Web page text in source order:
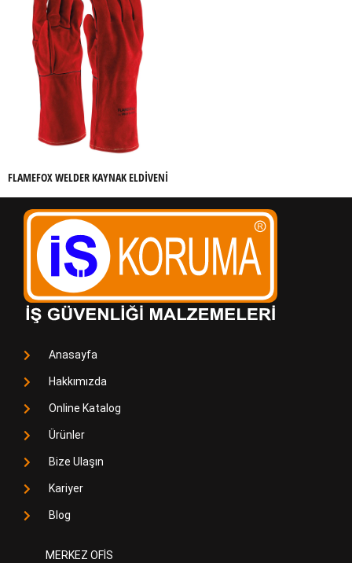
FLAMEFOX WELDER KAYNAK ELDIVENI
Anasayfa
Hakkımızda
Online Katalog
Ürünler
Bize Ulaşın
Kariyer
Blog
MERKEZ OFİS